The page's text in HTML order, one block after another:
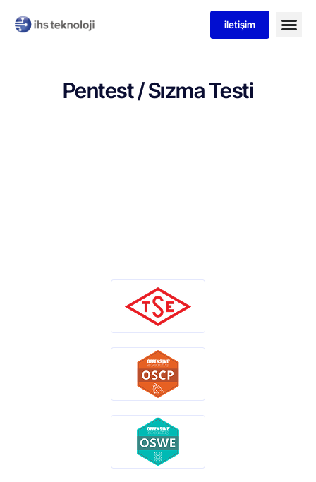
iletişim
Pentest / Sızma Testi